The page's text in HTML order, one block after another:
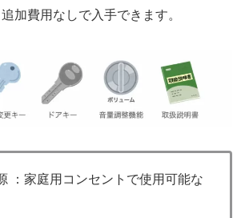
加費用なしで入手できます。
：家庭用コンセントで使用可能な